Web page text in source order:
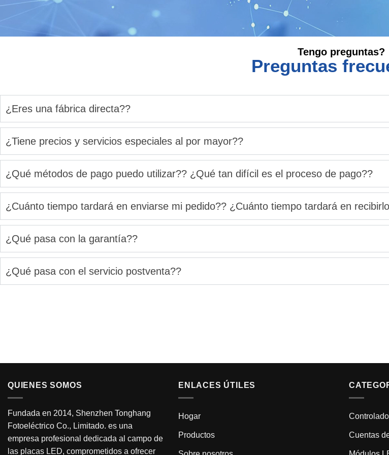
Tengo preguntas?
Preguntas
¿Eres una fábrica directa??
¿Tiene precios y servicios especiales al por mayor??
¿Qué métodos de pago puedo utilizar?? ¿Qué tan difícil es el proceso de pago??
¿Cuánto tiempo tardará en enviarse mi pedido?? ¿Cuánto tiempo tardará en
¿Qué pasa con la garantía??
¿Qué pasa con el servicio postventa??
QUIENES SOMOS
Fundada en 2014, Shenzhen Tonghang
Fotoeléctrico Co., Limitado. es una
empresa profesional dedicada al campo de
las placas LED, comprometidos a ofrecer
ENLACES ÚTILES
Hogar
Productos Cuentas